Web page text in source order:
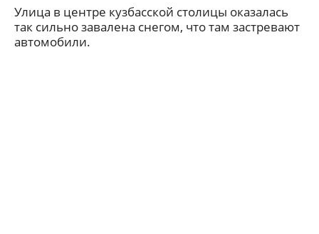
Улица в центре кузбасской столицы оказалась
так сильно завалена снегом, что там застревают
автомобили.